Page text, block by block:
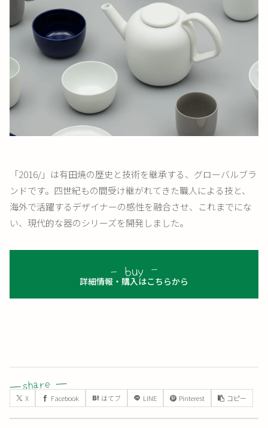
「2016/」は有田焼の歴史と技術を継承する、グローバルブラ
ンドです。四世紀もの間受け継がれてきた職人による技と、
海外で活躍するデザイナーの感性を融合させ、これまでにな
い、現代的な器のシリーズを開発しました。
詳細情報・購入はこちらから
X Facebook はてブ LINE Pinterest コピー